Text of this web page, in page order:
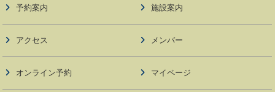
予約案内 施設案内
アクセス メンバー
オンライン予約 マイページ